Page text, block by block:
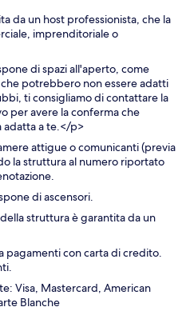
da un host professionista, che la
imprenditoriale o
di spazi all'aperto, come
potrebbero non essere adatti
ti consigliamo di contattare la
per avere la conferma che
adatta a te.</p>
attigue o comunicanti (previa
la struttura al numero riportato
di ascensori.
struttura è garantita da un
pagamenti con carta di credito.
Visa, Mastercard, American
Blanche